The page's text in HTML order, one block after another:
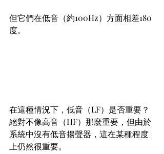
但它們在低音（約100Hz）方面相差180
度。
在這種情況下，低音（LF）是否重要？
絕對不像高音（HF）那麼重要，但由於
系統中沒有低音揚聲器，這在某種程度
上仍然很重要。